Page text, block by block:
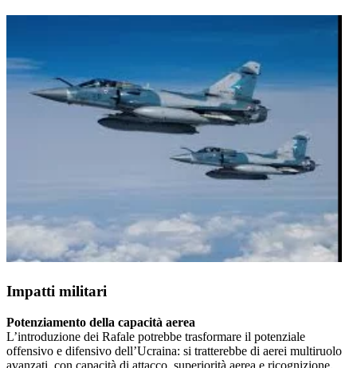
Impatti militari
Potenziamento della capacità aerea
L’introduzione dei Rafale potrebbe trasformare il potenziale
offensivo e difensivo dell’Ucraina: si tratterebbe di aerei multiruolo
avanzati, con capacità di attacco, superiorità aerea e ricognizione.